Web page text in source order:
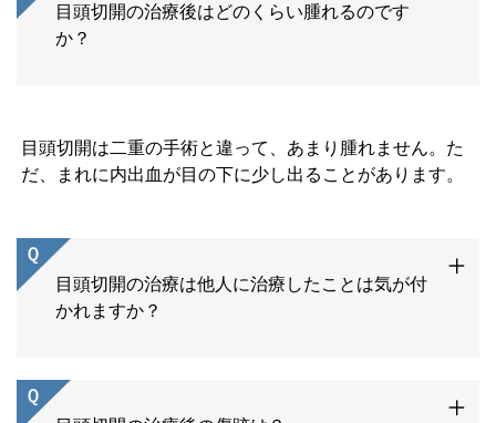
目頭切開の治療後はどのくらい腫れるのです
か？
目頭切開は二重の手術と違って、あまり腫れません。た
だ、まれに内出血が目の下に少し出ることがあります。
目頭切開の治療は他人に治療したことは気が付
かれますか？